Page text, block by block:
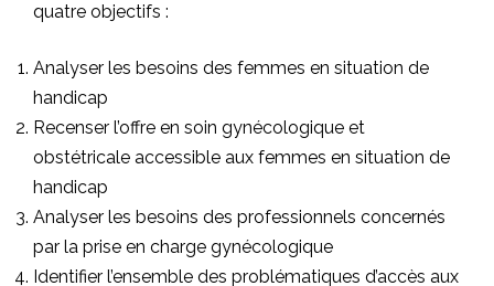
quatre objectifs :
Analyser les besoins des femmes en situation de
handicap
Recenser l’offre en soin gynécologique et
obstétricale accessible aux femmes en situation de
handicap
Analyser les besoins des professionnels concernés
par la prise en charge gynécologique
Identifier l’ensemble des problématiques d’accès aux